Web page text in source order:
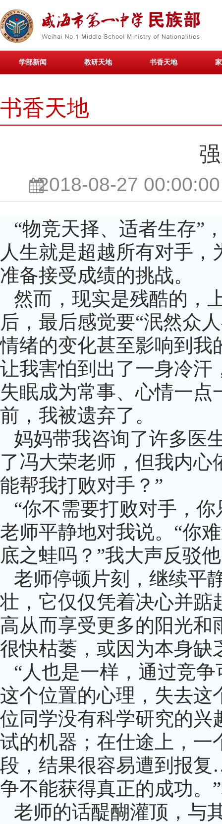
学部新闻 教研天地 书香天地
书香天地
2018-08-27
“物竞天择、适者生存”
人生就是超越所有对手
准备接受成绩的挑战。
然而，现实是残酷的，
后，最后感觉要“泯然众
情绪的变化甚至影响到我
让我害怕到出了一身冷汗
失眠成为常事、心情一
前，我被遗弃了。
妈妈带我咨询了许多医
了冯大荣老师，但我内心
能帮我打败对手？”
“你不需要打败对手，
老师平静地对我说。“你
底之蛙吗？”我大声反驳
老师停顿片刻，继续平
壮，它仅仅凭着决心并踮
高从而享受更多的阳光和
很快枯萎，或因为本身缺
“人也是一样，通过竞
这个位置的心理，失去这
位同学没有科学研究的兴
试的机器；在仕途上，一
段，结果很容易遭到报
争不能获得真正的成功。
老师的话醍醐灌顶，与